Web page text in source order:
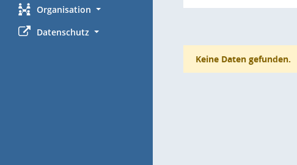
Organisation
Datenschutz
Keine Daten gefunden.